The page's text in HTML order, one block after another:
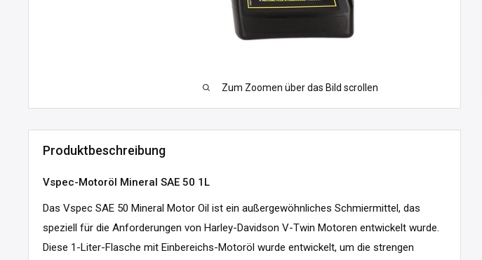
Zum Zoomen über das Bild scrollen
Produktbeschreibung
Vspec-Motoröl Mineral SAE 50 1L
Das Vspec SAE 50 Mineral Motor Oil ist ein außergewöhnliches Schmiermittel, das
speziell für die Anforderungen von Harley-Davidson V-Twin Motoren entwickelt wurde.
Diese 1-Liter-Flasche mit Einbereichs-Motoröl wurde entwickelt, um die strengen